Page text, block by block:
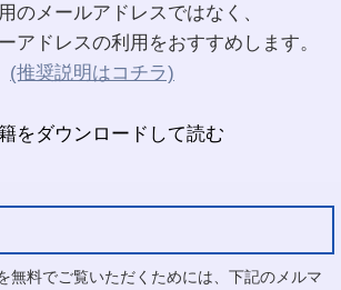
のメールアドレスではなく、
アドレスの利用をおすすめします。
(推奨説明はコチラ)
無料でご覧いただくためには、下記のメルマ